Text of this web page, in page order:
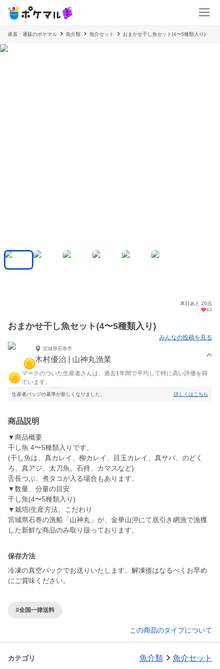
産直・通販のポケマル 魚介類 魚介セット おまかせ干し魚セット(4〜5種類入り)
本日あと 20点
43
おまかせ干し魚セット(4〜5種類入り)
みんなの投稿を見る
宮城県石巻市
木村優治 | 山神丸漁業
マークのついた生産者さんは、過去1年間で平均して特に高い評価を得
ています。
生産者バッジの基準が新しくなりました。 詳しくはこちら
商品説明
▼商品概要
干し魚 4〜5種類入りです。
(干し魚は、真カレイ、柳カレイ、目玉カレイ、真サバ、のどく
ろ、真アジ、太刀魚、石持、カマスなど)
舌長つぶ、煮タコが入る場合もあります。
▼数量、分量の目安
干し魚(4〜5種類入り)
▼栽培/生産方法、こだわり
宮城県石巻の漁船「山神丸」が、金華山沖にて底引き網漁で漁獲
した新鮮な商品のみ取り扱っております。
保存方法
冷凍の真空パックでお送りいたします。解凍後はなるべくお早め
にご賞味ください。
#全国一律送料
この商品のタイプについて
カテゴリ 魚介類 魚介セット